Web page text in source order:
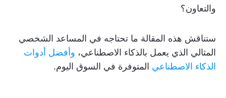
والتعاون؟
ستناقش هذه المقالة ما تحتاجه في المساعد الشخصي
المثالي الذي يعمل بالذكاء الاصطناعي، وأفضل أدوات
الذكاء الاصطناعي المتوفرة في السوق اليوم.